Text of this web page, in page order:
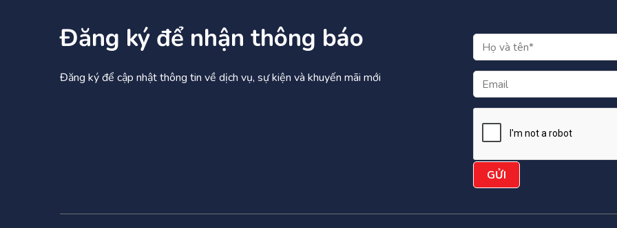
Đăng ký để nhận thông báo
Đăng ký để cập nhật thông tin về dịch vụ, sự kiện và khuyến mãi mới